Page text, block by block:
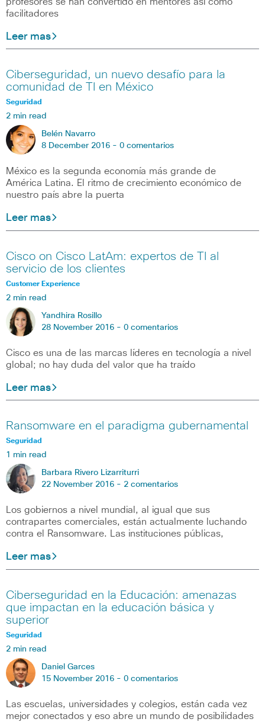
facilitadores
Leer mas
Ciberseguridad, un nuevo desafío para la
comunidad de TI en México
Seguridad
2 min read
Belén Navarro
8 December 2016 - 0 comentarios
México es la segunda economía más grande de
América Latina. El ritmo de crecimiento económico de
nuestro país abre la puerta
Leer mas
Cisco on Cisco LatAm: expertos de TI al
servicio de los clientes
Customer Experience
2 min read
Yandhira Rosillo
28 November 2016 - 0 comentarios
Cisco es una de las marcas líderes en tecnología a nivel
global; no hay duda del valor que ha traído
Leer mas
Ransomware en el paradigma gubernamental
Seguridad
1 min read
Barbara Rivero Lizarriturri
22 November 2016 - 2 comentarios
Los gobiernos a nivel mundial, al igual que sus
contrapartes comerciales, están actualmente luchando
contra el Ransomware. Las instituciones públicas,
Leer mas
Ciberseguridad en la Educación: amenazas
que impactan en la educación básica y
superior
Seguridad
2 min read
Daniel Garces
15 November 2016 - 0 comentarios
Las escuelas, universidades y colegios, están cada vez
mejor conectados y eso abre un mundo de posibilidades